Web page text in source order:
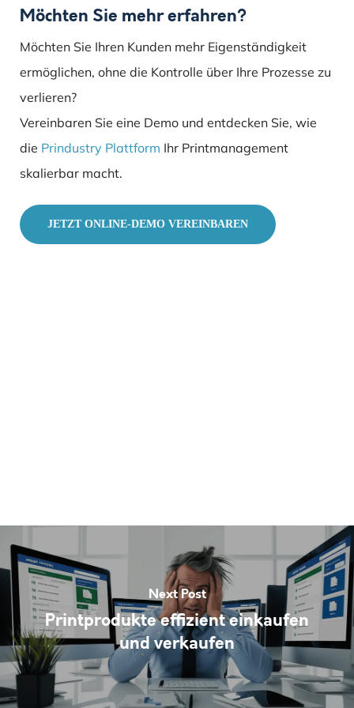
Möchten Sie mehr erfahren?
Möchten Sie Ihren Kunden mehr Eigenständigkeit
ermöglichen, ohne die Kontrolle über Ihre Prozesse zu
verlieren?
Vereinbaren Sie eine Demo und entdecken Sie, wie
die Prindustry Plattform Ihr Printmanagement
skalierbar macht.
JETZT ONLINE-DEMO VEREINBAREN
Next Post
Printprodukte effizient einkaufen
und verkaufen